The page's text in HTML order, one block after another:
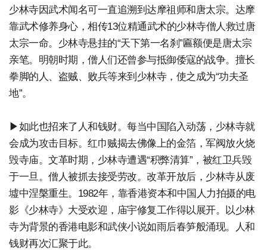
少林寺因武术闻名可一直追溯到达摩祖师和唐太宗。达摩
靠武术修养身心，相传13位精通武术的少林寺僧人救过唐
太宗一命。少林寺悬挂的“天下第一名刹”匾额便是唐太宗
亲笔。明朝时期，僧人们还曾参与抵御倭寇的战争。擅长
拳脚的人、盗贼、败兵等来到少林寺，使之成为“功夫圣
地”。
▶如此也招来了人和钱财。每当中国陷入动荡，少林寺就
会成为攻击目标。红巾贼揭去佛像上的金箔，军阀放火烧
毁寺庙。文革时期，少林寺遭遇“积弊清算”，被红卫兵毁
于一旦。僧人被抓去接受劳改。改革开放后，少林寺从废
墟中涅槃重生。1982年，靠香港资本和中国人力拍摄的电
影《少林寺》大受欢迎，庙宇修复工作得以展开。以少林
寺为背景的香港电影和武侠小说如雨后春笋般涌现。人和
钱财再次汇聚于此。